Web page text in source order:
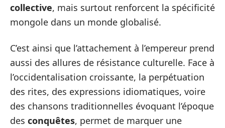
collective, mais surtout renforcent la spécificité
mongole dans un monde globalisé.
C’est ainsi que l’attachement à l’empereur prend
aussi des allures de résistance culturelle. Face à
l’occidentalisation croissante, la perpétuation
des rites, des expressions idiomatiques, voire
des chansons traditionnelles évoquant l’époque
des conquêtes, permet de marquer une